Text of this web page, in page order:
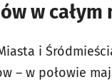
w całym
i
– w połowie